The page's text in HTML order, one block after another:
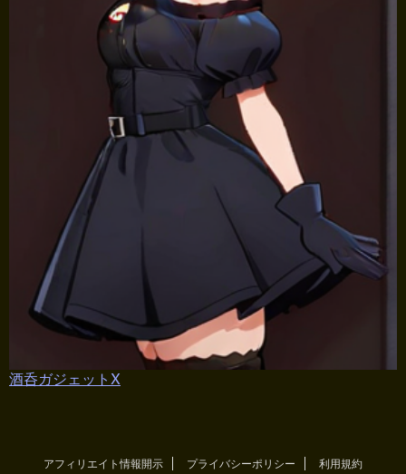
酒呑ガジェットX
アフィリエイト情報開示 プライバシーポリシー 利用規約